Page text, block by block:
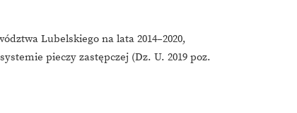
Lubelskiego na lata 2014–2020,
pieczy zastępczej (Dz. U. 2019 poz.